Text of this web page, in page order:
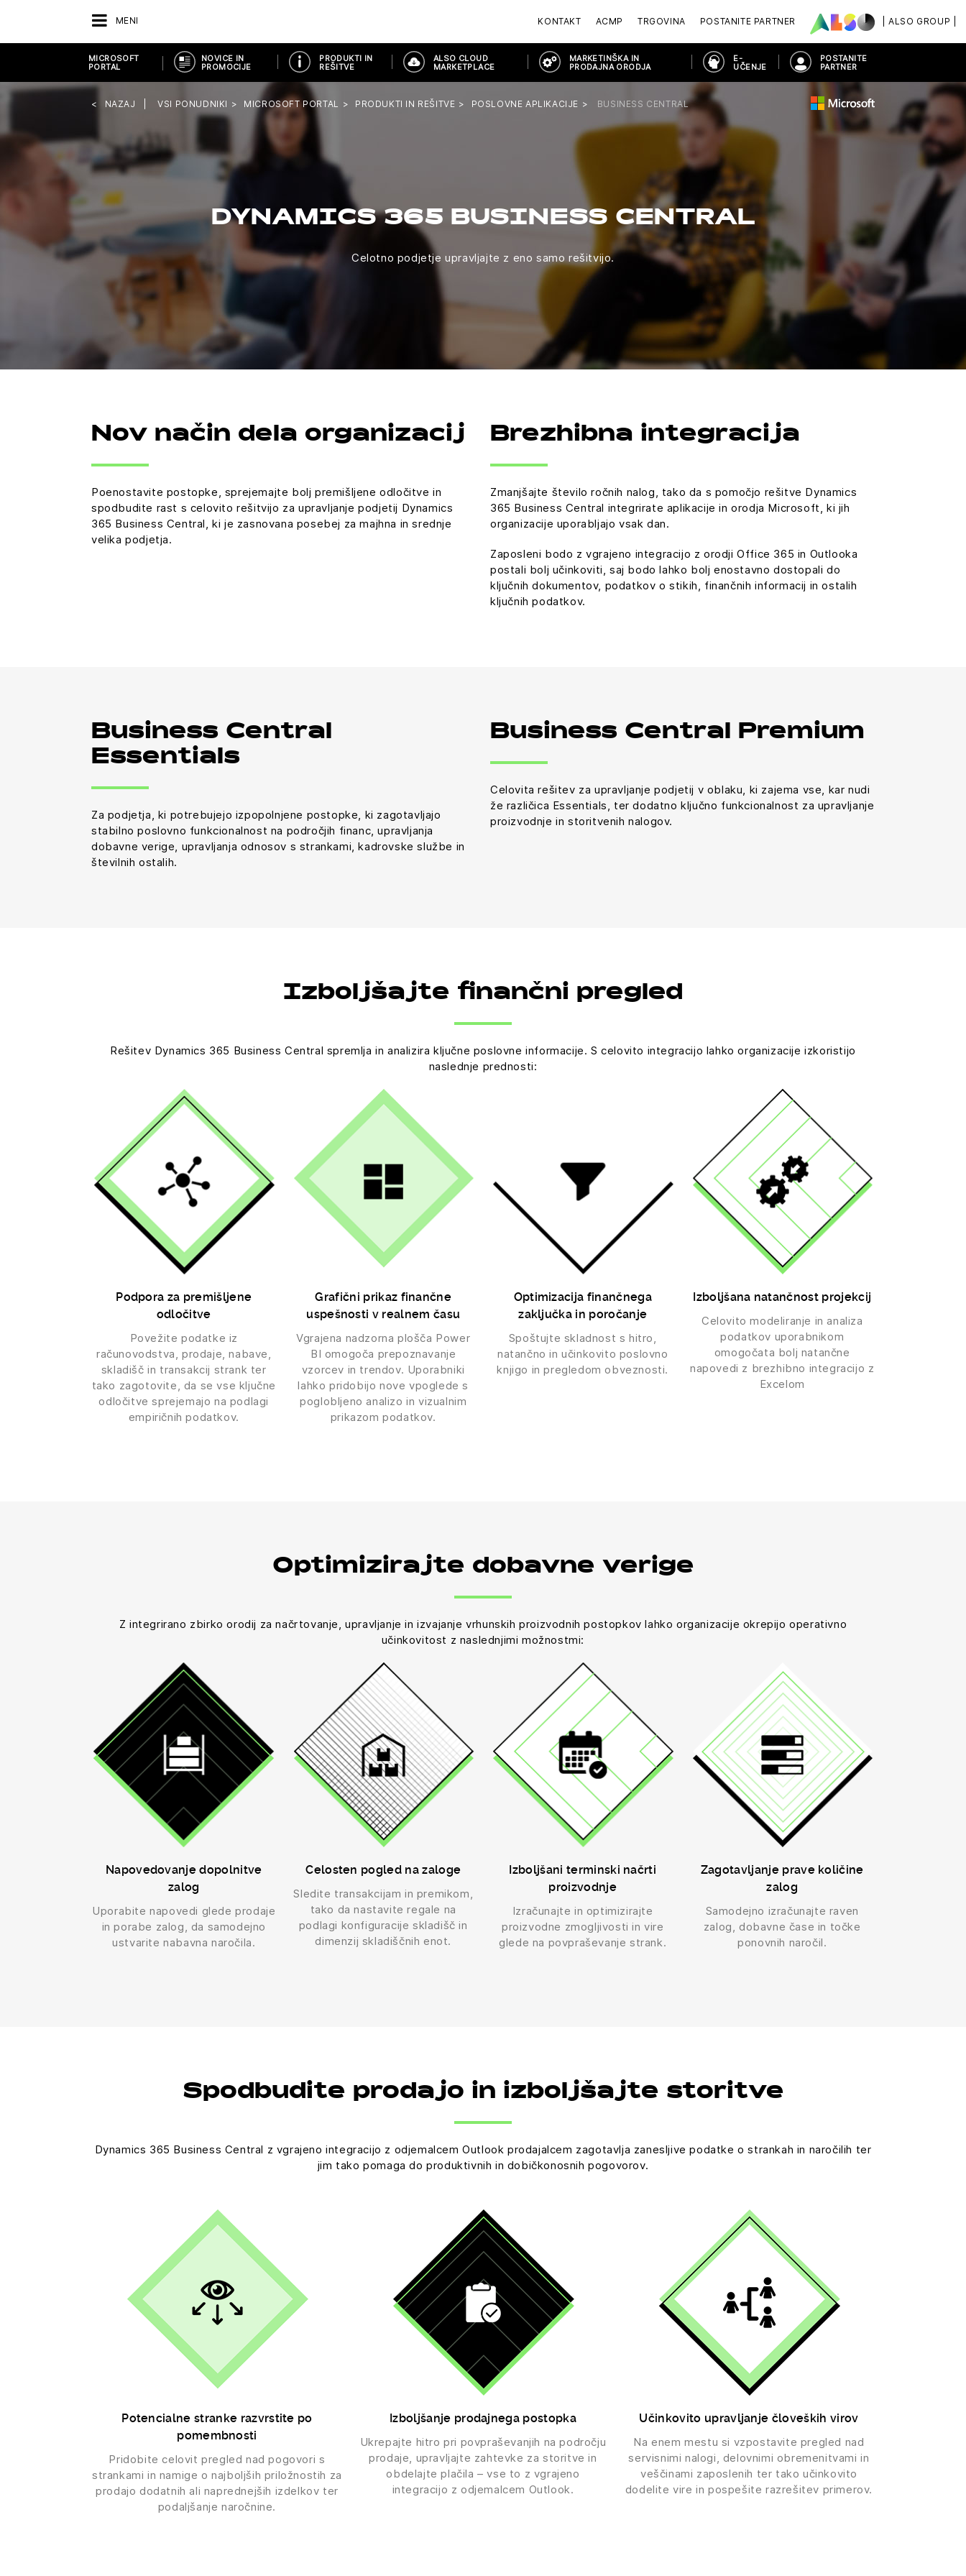
MENI | ALSO GROUP |
KONTAKT ACMP TRGOVINA POSTANITE PARTNER
MICROSOFT
PORTAL
NOVICE IN
PROMOCIJE
PRODUKTI IN
REŠITVE
ALSO CLOUD
MARKETPLACE
MARKETINŠKA IN
PRODAJNA ORODJA
E-
UČENJE
POSTANITE
PARTNER
NAZAJ VSI PONUDNIKI MICROSOFT PORTAL PRODUKTI IN REŠITVE POSLOVNE APLIKACIJE BUSINESS CENTRAL
DYNAMICS 365 BUSINESS CENTRAL
Celotno podjetje upravljajte z eno samo rešitvijo.
Nov način dela organizacij
Poenostavite postopke, sprejemajte bolj premišljene odločitve in
spodbudite rast s celovito rešitvijo za upravljanje podjetij Dynamics
365 Business Central, ki je zasnovana posebej za majhna in srednje
velika podjetja.
Brezhibna integracija
Zmanjšajte število ročnih nalog, tako da s pomočjo rešitve Dynamics
365 Business Central integrirate aplikacije in orodja Microsoft, ki jih
organizacije uporabljajo vsak dan.
Zaposleni bodo z vgrajeno integracijo z orodji Office 365 in Outlooka
postali bolj učinkoviti, saj bodo lahko bolj enostavno dostopali do
ključnih dokumentov, podatkov o stikih, finančnih informacij in ostalih
ključnih podatkov.
Business Central
Essentials
Za podjetja, ki potrebujejo izpopolnjene postopke, ki zagotavljajo
stabilno poslovno funkcionalnost na področjih financ, upravljanja
dobavne verige, upravljanja odnosov s strankami, kadrovske službe in
številnih ostalih.
Business Central Premium
Celovita rešitev za upravljanje podjetij v oblaku, ki zajema vse, kar nudi
že različica Essentials, ter dodatno ključno funkcionalnost za upravljanje
proizvodnje in storitvenih nalogov.
Izboljšajte finančni pregled
Rešitev Dynamics 365 Business Central spremlja in analizira ključne poslovne informacije. S celovito integracijo lahko organizacije izkoristijo
naslednje prednosti:
Podpora za premišljene
odločitve
Povežite podatke iz
računovodstva, prodaje, nabave,
skladišč in transakcij strank ter
tako zagotovite, da se vse ključne
odločitve sprejemajo na podlagi
empiričnih podatkov.
Grafični prikaz finančne
uspešnosti v realnem času
Vgrajena nadzorna plošča Power
BI omogoča prepoznavanje
vzorcev in trendov. Uporabniki
lahko pridobijo nove vpoglede s
poglobljeno analizo in vizualnim
prikazom podatkov.
Optimizacija finančnega
zaključka in poročanje
Spoštujte skladnost s hitro,
natančno in učinkovito poslovno
knjigo in pregledom obveznosti.
Izboljšana natančnost projekcij
Celovito modeliranje in analiza
podatkov uporabnikom
omogočata bolj natančne
napovedi z brezhibno integracijo z
Excelom
Optimizirajte dobavne verige
Z integrirano zbirko orodij za načrtovanje, upravljanje in izvajanje vrhunskih proizvodnih postopkov lahko organizacije okrepijo operativno
učinkovitost z naslednjimi možnostmi:
Napovedovanje dopolnitve
zalog
Uporabite napovedi glede prodaje
in porabe zalog, da samodejno
ustvarite nabavna naročila.
Celosten pogled na zaloge
Sledite transakcijam in premikom,
tako da nastavite regale na
podlagi konfiguracije skladišč in
dimenzij skladiščnih enot.
Izboljšani terminski načrti
proizvodnje
Izračunajte in optimizirajte
proizvodne zmogljivosti in vire
glede na povpraševanje strank.
Zagotavljanje prave količine
zalog
Samodejno izračunajte raven
zalog, dobavne čase in točke
ponovnih naročil.
Spodbudite prodajo in izboljšajte storitve
Dynamics 365 Business Central z vgrajeno integracijo z odjemalcem Outlook prodajalcem zagotavlja zanesljive podatke o strankah in naročilih ter
jim tako pomaga do produktivnih in dobičkonosnih pogovorov.
Potencialne stranke razvrstite po
pomembnosti
Pridobite celovit pregled nad pogovori s
strankami in namige o najboljših priložnostih za
prodajo dodatnih ali naprednejših izdelkov ter
podaljšanje naročnine.
Izboljšanje prodajnega postopka
Ukrepajte hitro pri povpraševanjih na področju
prodaje, upravljajte zahtevke za storitve in
obdelajte plačila – vse to z vgrajeno
integracijo z odjemalcem Outlook.
Učinkovito upravljanje človeških virov
Na enem mestu si vzpostavite pregled nad
servisnimi nalogi, delovnimi obremenitvami in
veščinami zaposlenih ter tako učinkovito
dodelite vire in pospešite razrešitev primerov.